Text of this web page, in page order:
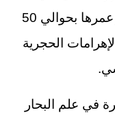
تحت الماء قبالة مثلث برمودا يقدر عمرها بحوالي 50
الحجرية
في علم البحار